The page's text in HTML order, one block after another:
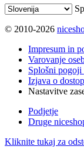
© 2010-2026
Impresum in
Varovanje
Splošni pogoji
Izjava o
Nastavitve
Podjetje
Druge
Kliknite tukaj za